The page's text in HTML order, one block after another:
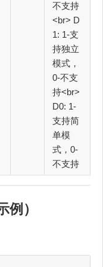
不支持
<br> D
1: 1-支
持独立
模式，
0-不支
持<br>
D0: 1-
支持简
单模
式，0-
不支持
例）